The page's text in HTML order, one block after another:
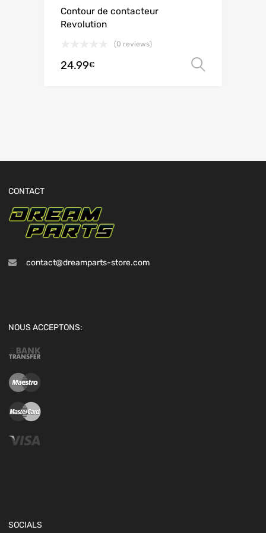
Contour de contacteur
Revolution
(0 reviews)
24.99€
CONTACT
contact@dreamparts-store.com
NOUS ACCEPTONS:
SOCIALS